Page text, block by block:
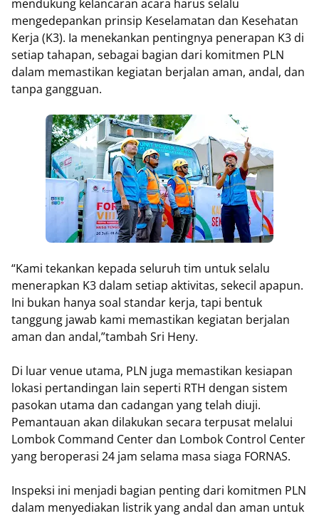
mendukung kelancaran acara harus selalu
mengedepankan prinsip Keselamatan dan Kesehatan
Kerja (K3). Ia menekankan pentingnya penerapan K3 di
setiap tahapan, sebagai bagian dari komitmen PLN
dalam memastikan kegiatan berjalan aman, andal, dan
tanpa gangguan.
“Kami tekankan kepada seluruh tim untuk selalu
menerapkan K3 dalam setiap aktivitas, sekecil apapun.
Ini bukan hanya soal standar kerja, tapi bentuk
tanggung jawab kami memastikan kegiatan berjalan
aman dan andal,”tambah Sri Heny.
Di luar venue utama, PLN juga memastikan kesiapan
lokasi pertandingan lain seperti RTH dengan sistem
pasokan utama dan cadangan yang telah diuji.
Pemantauan akan dilakukan secara terpusat melalui
Lombok Command Center dan Lombok Control Center
yang beroperasi 24 jam selama masa siaga FORNAS.
Inspeksi ini menjadi bagian penting dari komitmen PLN
dalam menyediakan listrik yang andal dan aman untuk